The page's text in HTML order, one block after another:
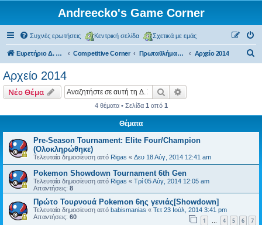
Andreecko's Game Corner
Συχνές ερωτήσεις Κεντρική σελίδα Σχετικά με εμάς
Ευρετήριο Δ. Συζήτησης Competitive Corner Πρωταθλήματα και Τουρνουά (μη επίσημα) Αρχείο 2014
η
Αρχείο 2014
Νέο Θέμα Αναζήτηση
4 θέματα • Σελίδα 1 από 1
Θέματα
Pre-Season Tournament: Elite Four/Champion
(Ολοκληρώθηκε)
Τελευταία δημοσίευση από Rigas « Δευ 18 Αύγ, 2014 12:41 am
Pokemon Showdown Tournament 6th Gen
Τελευταία δημοσίευση από Rigas « Τρί 05 Αύγ, 2014 12:05 am
Απαντήσεις: 8
Πρώτο Τουρνουά Pokemon 6ης γενιάς[Showdown]
Τελευταία δημοσίευση από babismanias « Τετ 23 Ιούλ, 2014 3:41 pm
Απαντήσεις: 60 1 … 4 5 6 7